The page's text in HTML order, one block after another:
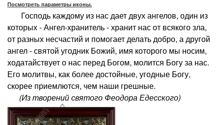
Посмотреть параметры иконы.
Господь каждому из нас дает двух ангелов, один из
которых - Ангел-хранитель - хранит нас от всякого зла,
от разных несчастий и помогает делать добро, а другой
ангел - святой угодник Божий, имя которого мы носим,
ходатайствует о нас перед Богом, молится Богу за нас.
Его молитвы, как более достойные, угодные Богу,
скорее приемлются, чем наши грешные.
(Из творений святого Феодора Едесского)